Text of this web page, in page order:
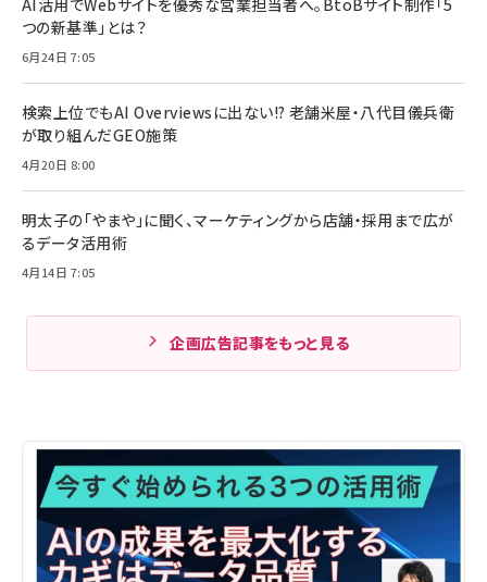
AI活用でWebサイトを優秀な営業担当者へ。BtoBサイト制作「5
つの新基準」とは？
6月24日 7:05
検索上位でもAI Overviewsに出ない!? 老舗米屋・八代目儀兵衛
が取り組んだGEO施策
4月20日 8:00
明太子の「やまや」に聞く、マーケティングから店舗・採用まで広が
るデータ活用術
4月14日 7:05
企画広告記事をもっと見る